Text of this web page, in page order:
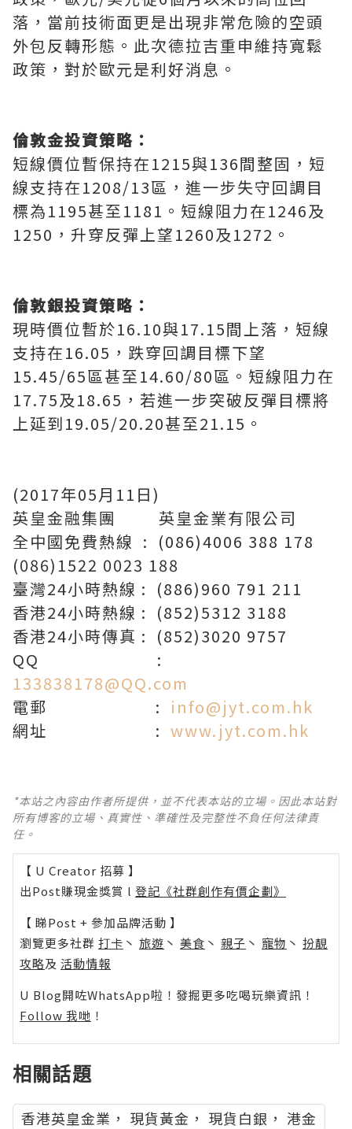
落，當前技術面更是出現非常危險的空頭
外包反轉形態。此次德拉吉重申維持寬鬆
政策，對於歐元是利好消息。
倫敦金投資策略：
短線價位暫保持在1215與136間整固，短
線支持在1208/13區，進一步失守回調目
標為1195甚至1181。短線阻力在1246及
1250，升穿反彈上望1260及1272。
倫敦銀投資策略：
現時價位暫於16.10與17.15間上落，短線
支持在16.05，跌穿回調目標下望
15.45/65區甚至14.60/80區。短線阻力在
17.75及18.65，若進一步突破反彈目標將
上延到19.05/20.20甚至21.15。
(2017年05月11日)
英皇金融集團 英皇金業有限公司
全中國免費熱線 : (086)4006 388 178
(086)1522 0023 188
臺灣24小時熱線 : (886)960 791 211
香港24小時熱線 : (852)5312 3188
香港24小時傳真 : (852)3020 9757
QQ :
133838178@QQ.com
電郵 : info@jyt.com.hk
網址 : www.jyt.com.hk
*本站之內容由作者所提供，並不代表本站的立場。因此本站對
所有博客的立場、真實性、準確性及完整性不負任何法律責
任。
【 U Creator 招募 】
出Post賺現金獎賞 l 登記《社群創作有價企劃》
【 睇Post + 參加品牌活動 】
瀏覽更多社群 打卡 丶 旅遊 丶 美食 丶 親子 丶 寵物 丶 扮靚
攻略及 活動情報
U Blog開咗WhatsApp啦！發掘更多吃喝玩樂資訊！
Follow 我哋 ！
相關話題
香港英皇金業， 現貨黃金， 現貨白銀， 港金